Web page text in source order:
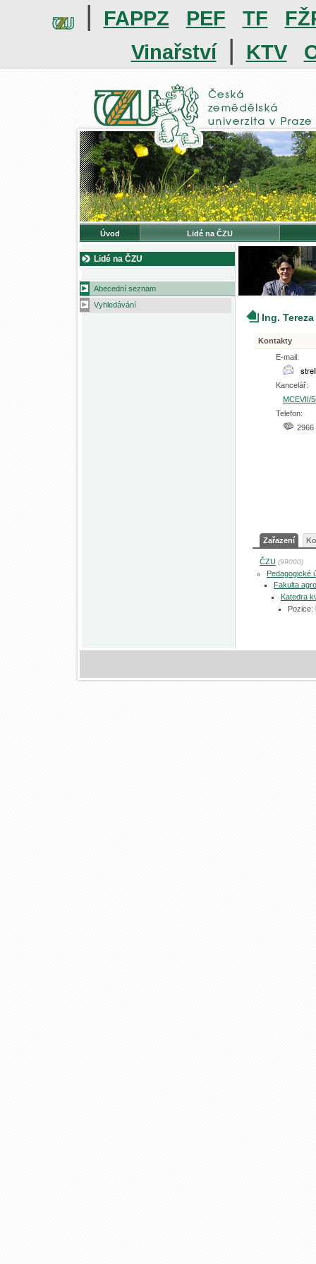
| FAPPZ PEF TF
Vinařství | KTV
Úvod Lidé na ČZU
Lidé na ČZU
Abecední seznam
Vyhledávání
Ing.
Kontakty
E-mail:
Kancelář:
MCEVII/
Telefon:
2966
Zařazení
ČZU (99000)
Pedagogické
Fakulta
Katedra
Pozice: